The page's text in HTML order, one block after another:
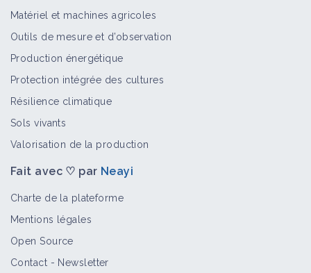
Matériel et machines agricoles
Outils de mesure et d’observation
Production énergétique
Protection intégrée des cultures
Résilience climatique
Sols vivants
Valorisation de la production
Fait avec ♡ par Neayi
Charte de la plateforme
Mentions légales
Open Source
Contact - Newsletter